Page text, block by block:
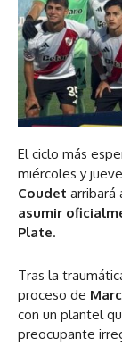
El ciclo más
miércoles y
Coudet arribará
asumir
Plate.
Tras la
proceso de
con un plantel
preocupante